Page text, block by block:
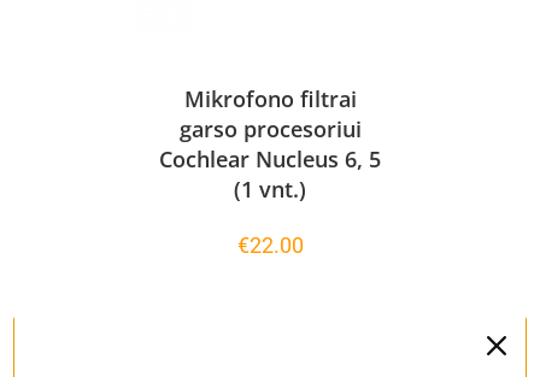
Mikrofono filtrai
garso procesoriui
Cochlear Nucleus 6, 5
(1 vnt.)
€22.00